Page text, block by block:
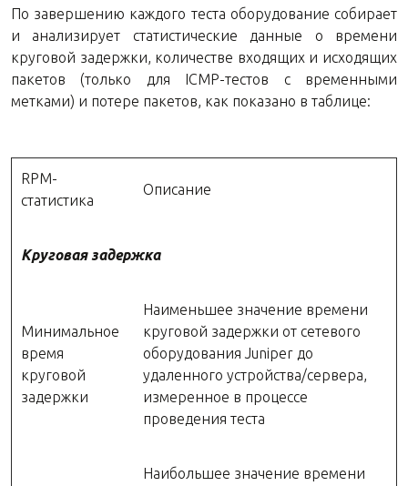
По завершению каждого теста оборудование собирает
и анализирует статистические данные о времени
круговой задержки, количестве входящих и исходящих
пакетов (только для ICMP-тестов с временными
метками) и потере пакетов, как показано в таблице:
RPM-
статистика
Описание
Круговая задержка
Минимальное
время
круговой
задержки
Наименьшее значение времени
круговой задержки от сетевого
оборудования Juniper до
удаленного устройства/сервера,
измеренное в процессе
проведения теста
Наибольшее значение времени